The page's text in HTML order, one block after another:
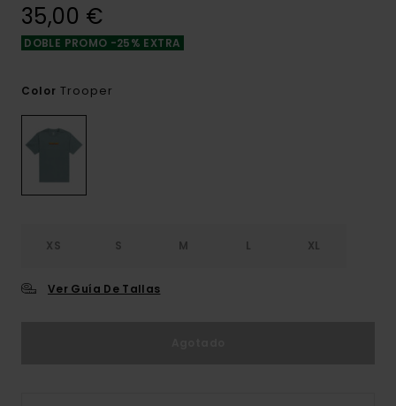
35,00 €
DOBLE PROMO -25% EXTRA
Color Trooper
XS S M L XL
Ver Guía De Tallas